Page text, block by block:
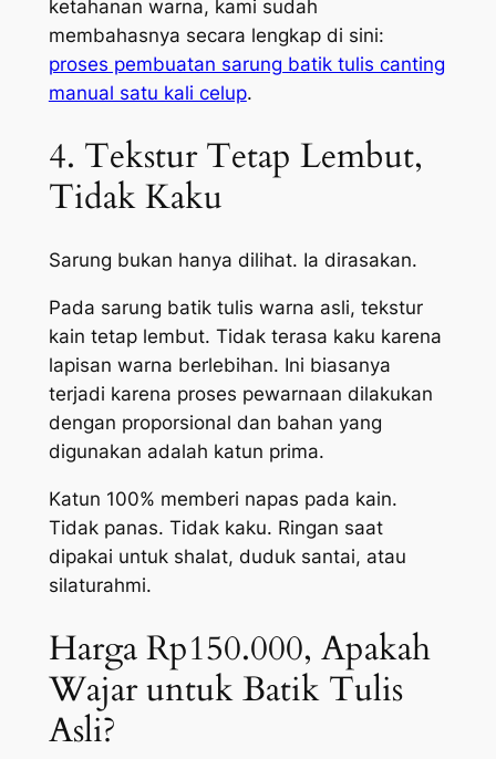
ketahanan warna, kami sudah
membahasnya secara lengkap di sini:
proses pembuatan sarung batik tulis canting
manual satu kali celup.
4. Tekstur Tetap Lembut,
Tidak Kaku
Sarung bukan hanya dilihat. Ia dirasakan.
Pada sarung batik tulis warna asli, tekstur
kain tetap lembut. Tidak terasa kaku karena
lapisan warna berlebihan. Ini biasanya
terjadi karena proses pewarnaan dilakukan
dengan proporsional dan bahan yang
digunakan adalah katun prima.
Katun 100% memberi napas pada kain.
Tidak panas. Tidak kaku. Ringan saat
dipakai untuk shalat, duduk santai, atau
silaturahmi.
Harga Rp150.000, Apakah
Wajar untuk Batik Tulis
Asli?